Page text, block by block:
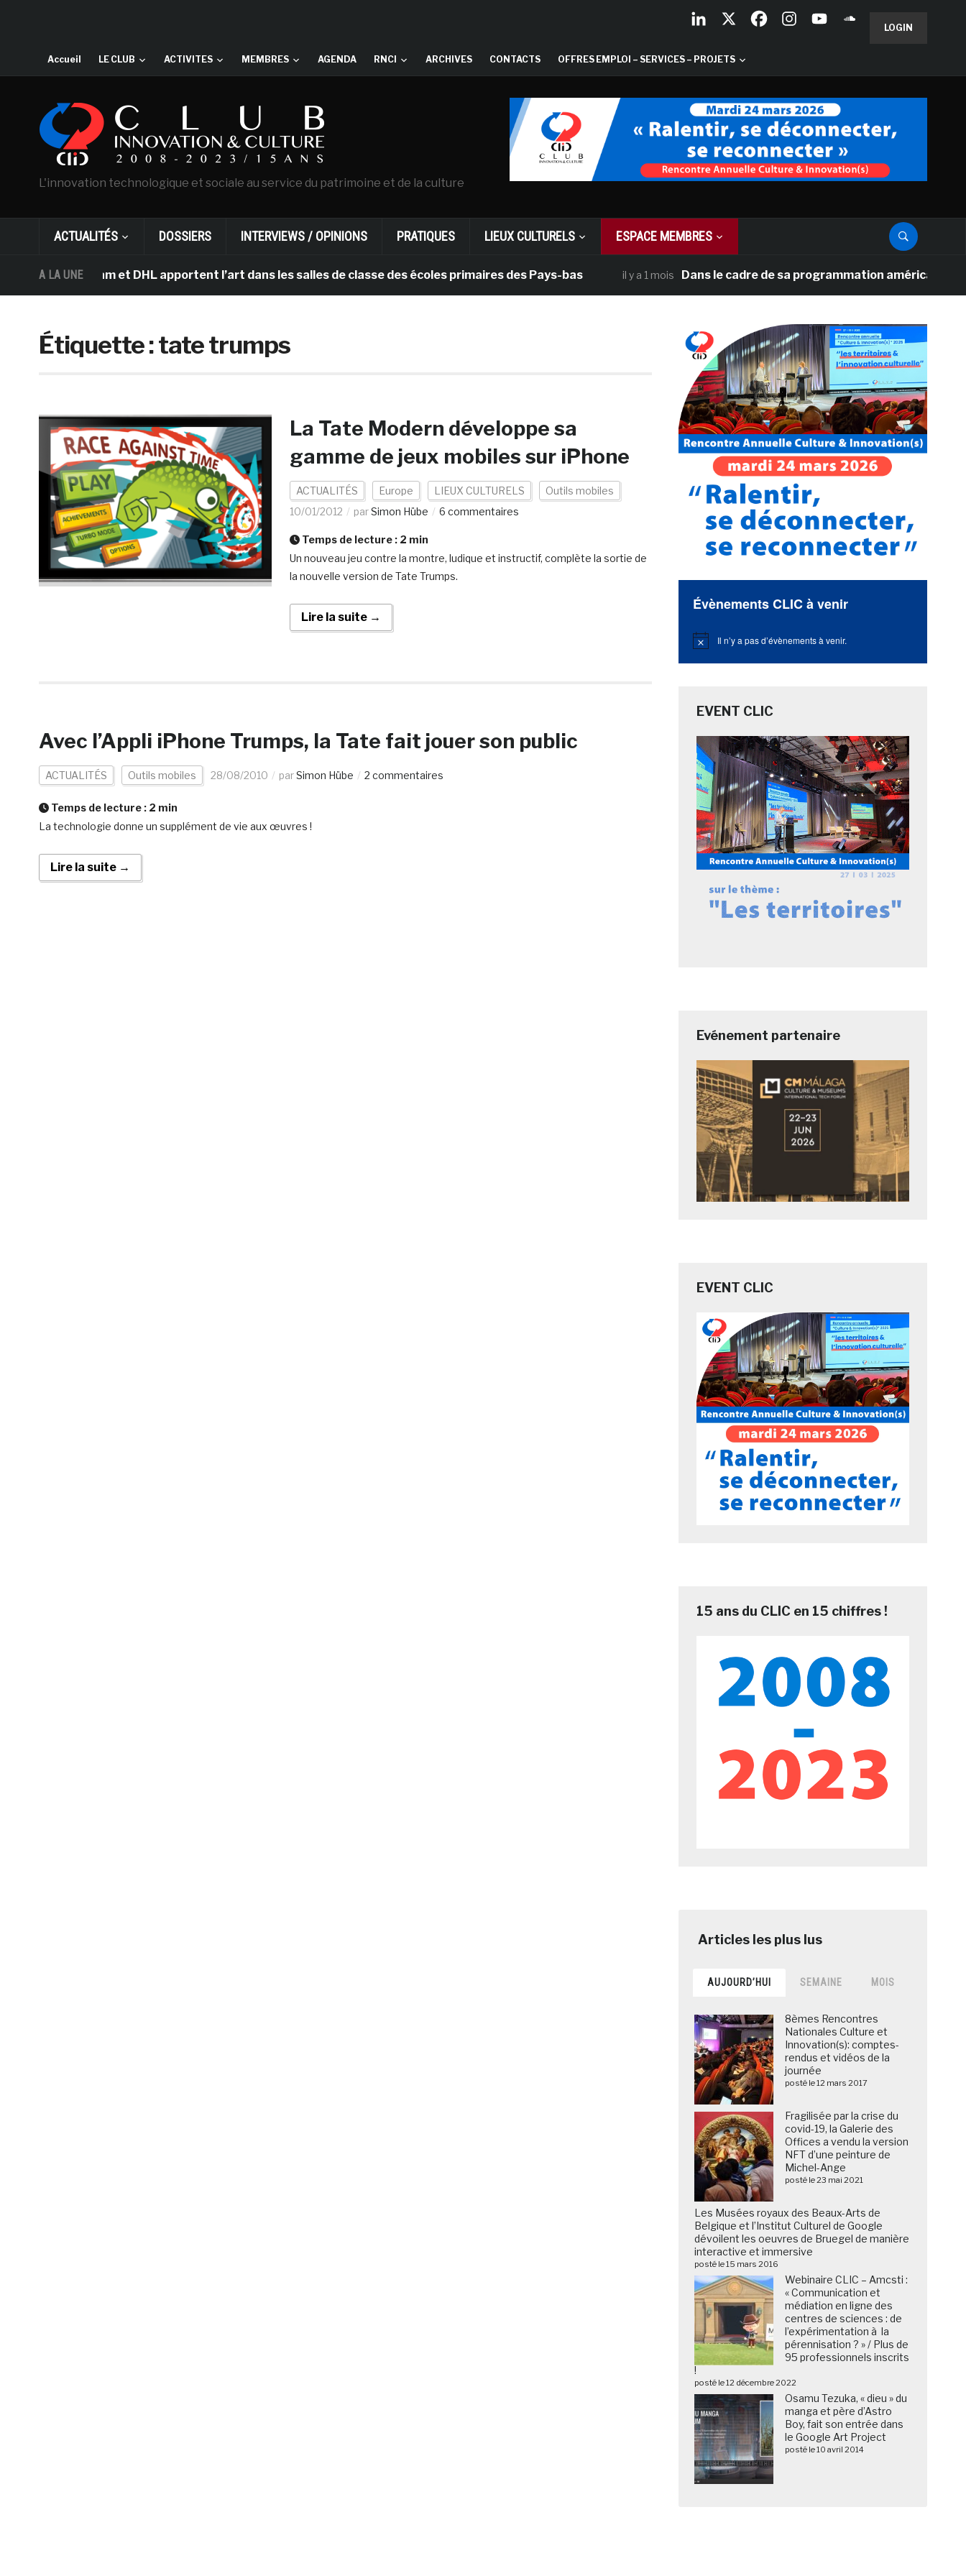
LOGIN
Accueil LE CLUB ACTIVITES MEMBRES AGENDA RNCI ARCHIVES CONTACTS OFFRES EMPLOI – SERVICES – PROJETS
L'innovation technologique et sociale au service du patrimoine et de la culture
ACTUALITÉS DOSSIERS INTERVIEWS / OPINIONS PRATIQUES LIEUX CULTURELS ESPACE MEMBRES
A LA UNE
d’Amsterdam et DHL apportent l’art dans les salles de classe des écoles primaires des Pays-bas il y a 1 mois Dans le cadre de sa programmation américaine,
Étiquette :tate trumps
La Tate Modern développe sa
gamme de jeux mobiles sur iPhone
ACTUALITÉS Europe LIEUX CULTURELS
Outils mobiles
10/01/2012
parSimon Hübe 6 commentaires
Temps de lecture : 2 min
Un nouveau jeu contre la montre, ludique et instructif, complète la sortie de
la nouvelle version de Tate Trumps.
Lire la suite →
Avec l’Appli iPhone Trumps, la Tate fait jouer son public
ACTUALITÉS Outils mobiles 28/08/2010 parSimon Hübe 2 commentaires
Temps de lecture : 2 min
La technologie donne un supplément de vie aux œuvres !
Lire la suite →
Évènements CLIC à venir
Notice Il n’y a pas d’évènements à venir.
EVENT CLIC
Evénement partenaire
EVENT CLIC
15 ans du CLIC en 15 chiffres !
AUJOURD’HUI SEMAINE MOIS
8èmes Rencontres
Nationales Culture et
Innovation(s): comptes-
rendus et vidéos de la
journée
posté le 12 mars 2017
Fragilisée par la crise du
covid-19, la Galerie des
Offices a vendu la version
NFT d’une peinture de
Michel-Ange
posté le 23 mai 2021
Les Musées royaux des Beaux-Arts de
Belgique et l’Institut Culturel de Google
dévoilent les oeuvres de Bruegel de manière
interactive et immersive
posté le 15 mars 2016
Webinaire CLIC – Amcsti :
« Communication et
médiation en ligne des
centres de sciences : de
l’expérimentation à la
pérennisation ? » / Plus de
95 professionnels inscrits
!
posté le 12 décembre 2022
Osamu Tezuka, « dieu » du
manga et père d’Astro
Boy, fait son entrée dans
le Google Art Project
posté le 10 avril 2014